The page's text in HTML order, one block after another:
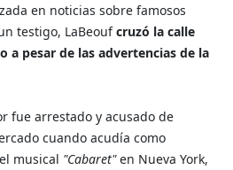
en noticias sobre famosos
testigo, LaBeoufcruzó la calle
a pesar de las advertencias de la
fue arrestado y acusado de
cuando acudía como
musical "Cabaret"en Nueva York,